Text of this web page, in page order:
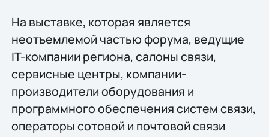
На выставке, которая является
неотъемлемой частью форума, ведущие
IT-компании региона, салоны связи,
сервисные центры, компании-
производители оборудования и
программного обеспечения систем связи,
операторы сотовой и почтовой связи